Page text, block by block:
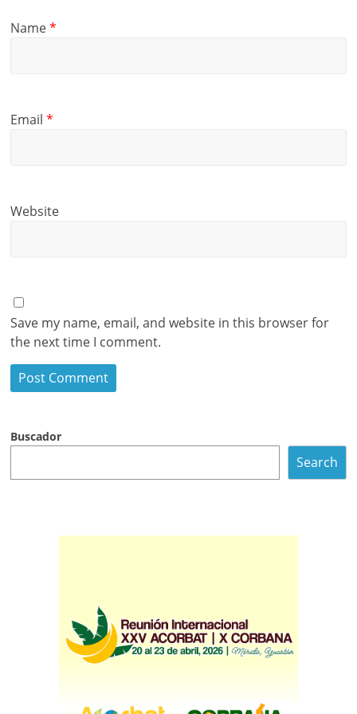
Name*
Email*
Website
Save my name, email, and website in this browser for
the next time I comment.
Buscador
Search